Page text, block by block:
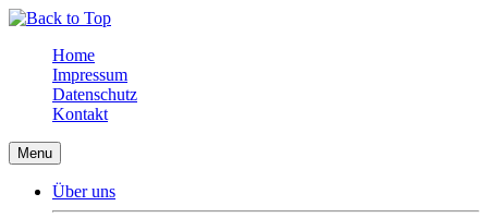
Home
Impressum
Datenschutz
Kontakt
Menu
Über uns